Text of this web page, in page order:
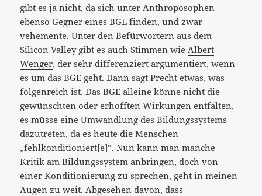
gibt es ja nicht, da sich unter Anthroposophen
ebenso Gegner eines BGE finden, und zwar
vehemente. Unter den Befürwortern aus dem
Silicon Valley gibt es auch Stimmen wie Albert
Wenger, der sehr differenziert argumentiert, wenn
es um das BGE geht. Dann sagt Precht etwas, was
folgenreich ist. Das BGE alleine könne nicht die
gewünschten oder erhofften Wirkungen entfalten,
es müsse eine Umwandlung des Bildungssystems
dazutreten, da es heute die Menschen
„fehlkonditioniert[e]“. Nun kann man manche
Kritik am Bildungssystem anbringen, doch von
einer Konditionierung zu sprechen, geht in meinen
Augen zu weit. Abgesehen davon, dass